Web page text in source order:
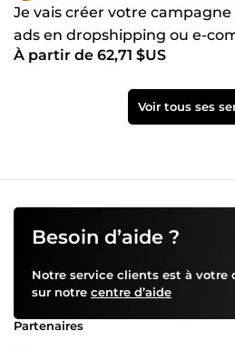
Je vais créer votre
ads en dropshipping ou e-
À partir de 62,71 $US
Voir tous ses
Besoin d’aide ?
Notre service clients est à votre
sur notre centre d’aide
Partenaires